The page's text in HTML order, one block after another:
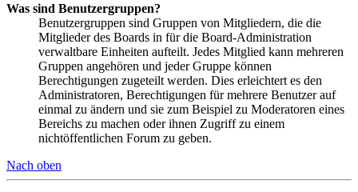
Was sind Benutzergruppen?
Benutzergruppen sind Gruppen von Mitgliedern, die die
Mitglieder des Boards in für die Board-Administration
verwaltbare Einheiten aufteilt. Jedes Mitglied kann mehreren
Gruppen angehören und jeder Gruppe können
Berechtigungen zugeteilt werden. Dies erleichtert es den
Administratoren, Berechtigungen für mehrere Benutzer auf
einmal zu ändern und sie zum Beispiel zu Moderatoren eines
Bereichs zu machen oder ihnen Zugriff zu einem
nichtöffentlichen Forum zu geben.
Nach oben